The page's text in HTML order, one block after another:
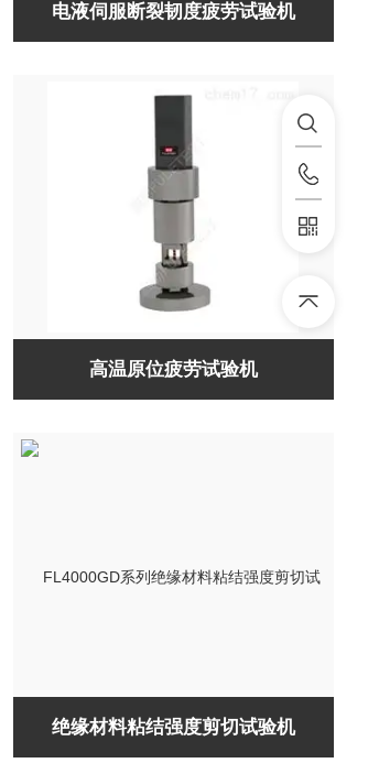
电液伺服断裂韧度疲劳试验机
高温原位疲劳试验机
绝缘材料粘结强度剪切试验机